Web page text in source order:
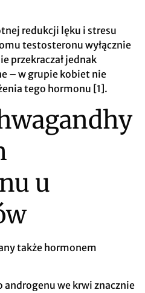
redukcji lęku i stresu
testosteronu wyłącznie
przekraczał jednak
– w grupie kobiet nie
tego hormonu [1].
u
także hormonem
we krwi znacznie